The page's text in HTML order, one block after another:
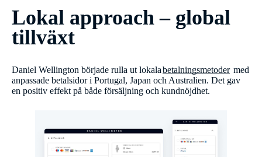
Lokal approach – global
tillväxt
Daniel Wellington började rulla ut lokalabetalningsmetoder med
anpassade betalsidor i Portugal, Japan och Australien. Det gav
en positiv effekt på både försäljning och kundnöjdhet.